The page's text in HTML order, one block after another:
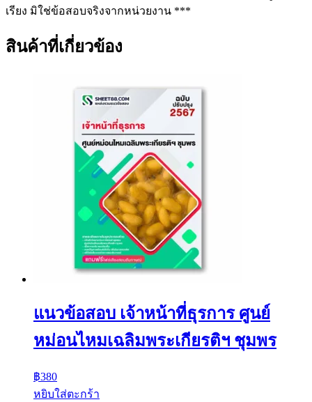
เรียง มิใช่ข้อสอบจริงจากหน่วยงาน ***
สินค้าที่เกี่ยวข้อง
แนวข้อสอบ เจ้าหน้าที่ธุรการ ศูนย์
หม่อนไหมเฉลิมพระเกียรติฯ ชุมพร
฿380
หยิบใส่ตะกร้า